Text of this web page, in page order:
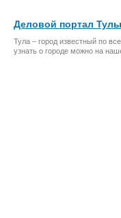
Деловой портал
Тула – город известный по
узнать о городе можно на